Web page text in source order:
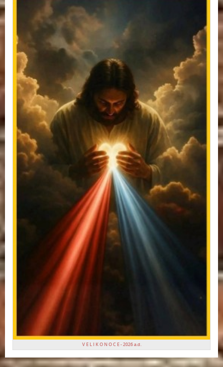
V E L I K O N O C E - 2026 a.d.